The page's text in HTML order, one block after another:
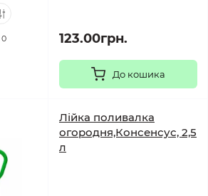
0 123.00грн.
До кошика
Лійка поливалка
огородня,Консенсус, 2,5
л